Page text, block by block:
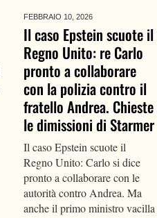
FEBBRAIO 10, 2026
Il caso Epstein scuote il
Regno Unito: re Carlo
pronto a collaborare
con la polizia contro il
fratello Andrea. Chieste
le dimissioni di Starmer
Il caso Epstein scuote il
Regno Unito: Carlo si dice
pronto a collaborare con le
autorità contro Andrea. Ma
anche il primo ministro vacilla